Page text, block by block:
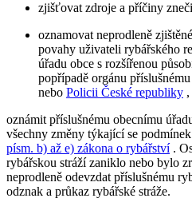
zjišťovat zdroje a příčiny
oznamovat neprodleně
povahy uživateli rybářského
úřadu obce s rozšířenou
popřípadě orgánu
nebo Policii České republiky ,
oznámit příslušnému obecnímu
všechny změny týkající se
písm. b) až e) zákona o rybářství.
rybářskou stráží zaniklo nebo bylo
neprodleně odevzdat příslušnému
odznak a průkaz rybářské stráže.